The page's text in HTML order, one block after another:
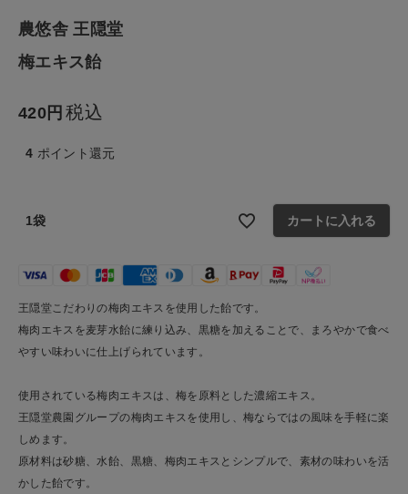
ブランド
特集
ご利用ガイド
お問い合わせ
農悠舎 王隠堂
梅エキス飴
420 税込
4 ポイント還元
1袋 カートに入れる
王隠堂こだわりの梅肉エキスを使用した飴です。
梅肉エキスを麦芽水飴に練り込み、黒糖を加えることで、まろやかで食べ
やすい味わいに仕上げられています。
使用されている梅肉エキスは、梅を原料とした濃縮エキス。
王隠堂農園グループの梅肉エキスを使用し、梅ならではの風味を手軽に楽
しめます。
原材料は砂糖、水飴、黒糖、梅肉エキスとシンプルで、素材の味わいを活
かした飴です。